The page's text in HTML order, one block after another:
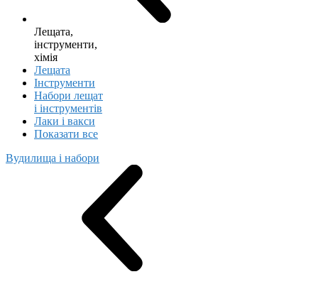
Лещата,
інструменти,
хімія
Лещата
Інструменти
Набори лещат
і інструментів
Лаки і вакси
Показати все
Вудилища і набори